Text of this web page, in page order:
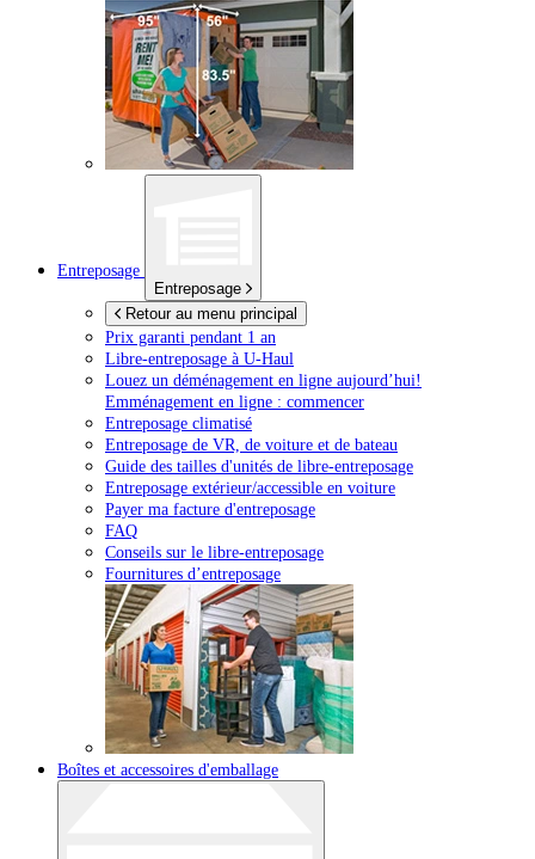
Entreposage
Entreposage
Retour au menu principal
Prix garanti pendant 1 an
Libre-entreposage à U-Haul
Louez un déménagement en ligne aujourd’hui!
Emménagement en ligne : commencer
Entreposage climatisé
Entreposage de VR, de voiture et de bateau
Guide des tailles d'unités de libre-entreposage
Entreposage extérieur/accessible en voiture
Payer ma facture d'entreposage
FAQ
Conseils sur le libre-entreposage
Fournitures d’entreposage
Boîtes et accessoires d'emballage